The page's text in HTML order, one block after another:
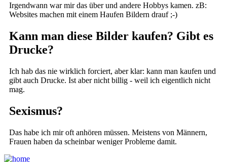
Irgendwann war mir das über und andere Hobbys kamen. zB:
Websites machen mit einem Haufen Bildern drauf ;-)
Kann man diese Bilder kaufen? Gibt es
Drucke?
Ich hab das nie wirklich forciert, aber klar: kann man kaufen und
gibt auch Drucke. Ist aber nicht billig - weil ich eigentlich nicht
mag.
Sexismus?
Das habe ich mir oft anhören müssen. Meistens von Männern,
Frauen haben da scheinbar weniger Probleme damit.